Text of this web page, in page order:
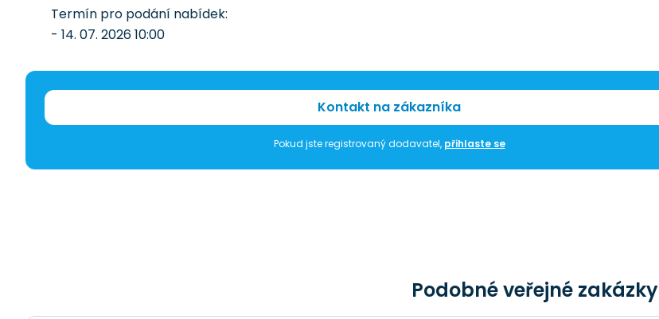
Termín pro podání nabídek:
- 14. 07. 2026 10:00
Kontakt na zákazníka
Pokud jste registrovaný dodavatel, přihlaste se
Podobné veřejné zakázky